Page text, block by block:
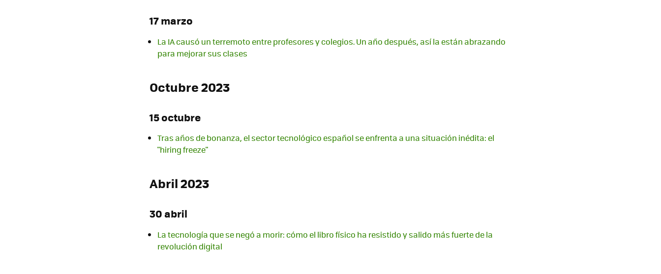
17 marzo
La IA causó un terremoto entre profesores y colegios. Un año después, así la están abrazando
para mejorar sus clases
Octubre 2023
15 octubre
Tras años de bonanza, el sector tecnológico español se enfrenta a una situación inédita: el
"hiring freeze"
Abril 2023
30 abril
La tecnología que se negó a morir: cómo el libro físico ha resistido y salido más fuerte de la
revolución digital